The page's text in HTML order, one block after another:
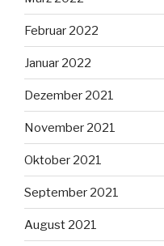
Februar 2022
Januar 2022
Dezember 2021
November 2021
Oktober 2021
September 2021
August 2021